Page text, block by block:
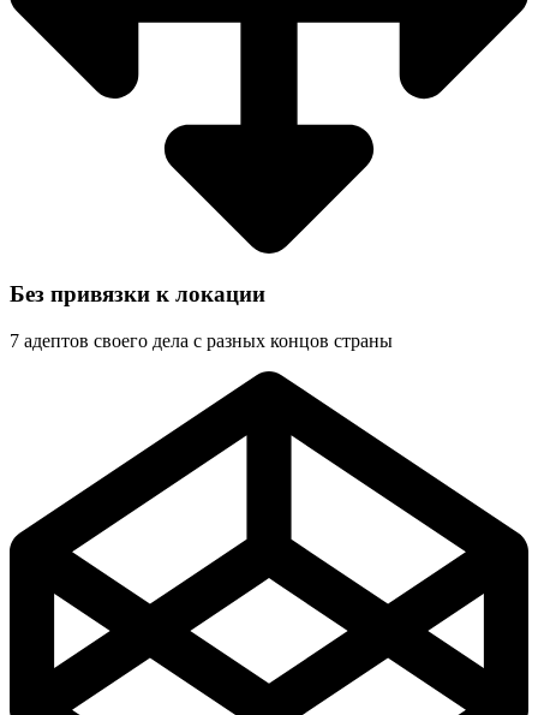
Без привязки к локации
7 адептов своего дела с разных концов страны